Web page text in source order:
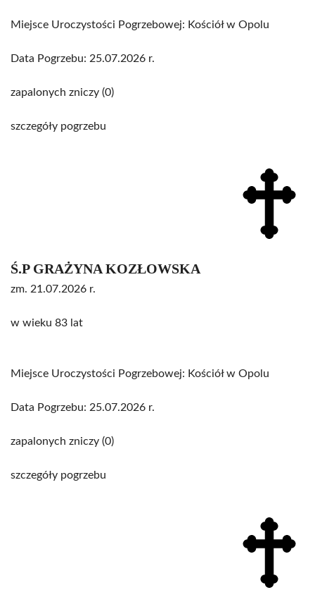
Miejsce Uroczystości Pogrzebowej: Kościół w Opolu
Data Pogrzebu: 25.07.2026 r.
zapalonych zniczy (0)
szczegóły pogrzebu
Ś.P GRAŻYNA KOZŁOWSKA
zm. 21.07.2026 r.
w wieku 83 lat
Miejsce Uroczystości Pogrzebowej: Kościół w Opolu
Data Pogrzebu: 25.07.2026 r.
zapalonych zniczy (0)
szczegóły pogrzebu